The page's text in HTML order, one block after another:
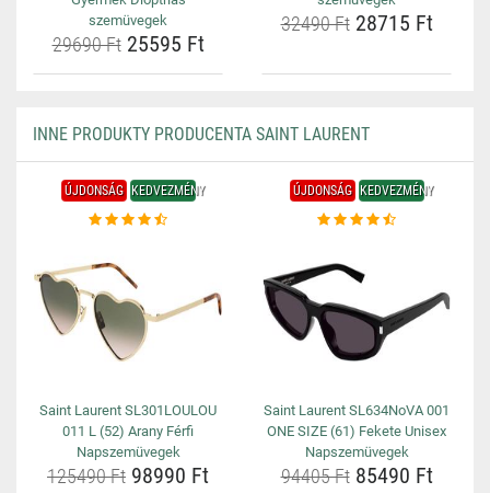
szemüvegek
29690 Ft25595 Ft
32490 Ft28715 Ft
INNE PRODUKTY PRODUCENTA SAINT LAURENT
ÚJDONSÁG KEDVEZMÉNY
Saint Laurent SL301LOULOU
011 L (52) Arany Férfi
Napszemüvegek
125490 Ft 98990 Ft
ÚJDONSÁG KEDVEZMÉNY
Saint Laurent SL634NoVA 001
ONE SIZE (61) Fekete Unisex
Napszemüvegek
94405 Ft85490 Ft